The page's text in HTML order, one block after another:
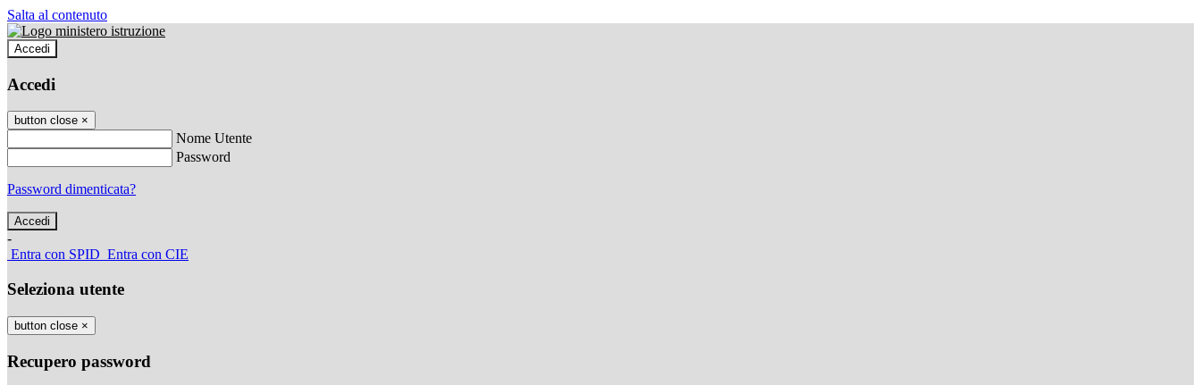
Salta al contenuto
Accedi
Accedi
button close ×
Nome Utente
Password
Password dimenticata?
-
Entra con SPID Entra con CIE
Seleziona utente
button close ×
Recupero password